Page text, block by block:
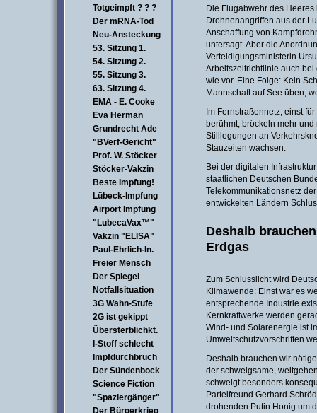
Totgeimpft ? ? ?
Der mRNA-Tod
Neu-Ansteckung
53. Sitzung 1.
54. Sitzung 2.
55. Sitzung 3.
63. Sitzung 4.
EMA - E. Cooke
Eva Herman
Grundrecht Ade
"BVerf-Gericht"
Prof. W. Stöcker
Stöcker-Vakzin
Beste Impfung!
Lübeck-Impfung
Airport Impfung
"LubecaVax™"
Vakzin "ELISA"
Paul-Ehrlich-In.
Freier Mensch
Der Spiegel
Notfallsituation
3G Wahn-Stufe
2G ist gekippt
Übersterblichkt.
I-Stoff schlecht
Impfdurchbruch
Der Sündenbock
Science Fiction
"Spaziergänger"
Der Bürgerkrieg
Die Flugabwehr des
Drohnenangriffen aus der
Anschaffung von
untersagt. Aber die
Verteidigungsministerin
Arbeitszeitrichtlinie auch
wie vor. Eine Folge: Kein
Mannschaft auf See üben,
Im Fernstraßennetz, einst
berühmt, bröckeln mehr
Stilllegungen an
Stauzeiten wachsen.
Bei der digitalen
staatlichen Deutschen
Telekommunikationsnetz
entwickelten Ländern
Deshalb
Erdgas
Zum Schlusslicht wird
Klimawende: Einst war es
entsprechende Industrie
Kernkraftwerke werden
Wind- und Solarenergie ist
Umweltschutzvorschriften
Deshalb brauchen wir
der schweigsame,
schweigt besonders
Parteifreund Gerhard
drohenden Putin Honig um